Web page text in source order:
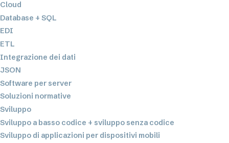
Cloud
Database + SQL
EDI
ETL
Integrazione dei dati
JSON
Software per server
Soluzioni normative
Sviluppo
Sviluppo a basso codice + sviluppo senza codice
Sviluppo di applicazioni per dispositivi mobili